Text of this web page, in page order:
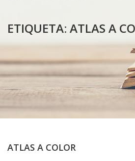
ETIQUETA: ATLAS A
ATLAS A COLOR